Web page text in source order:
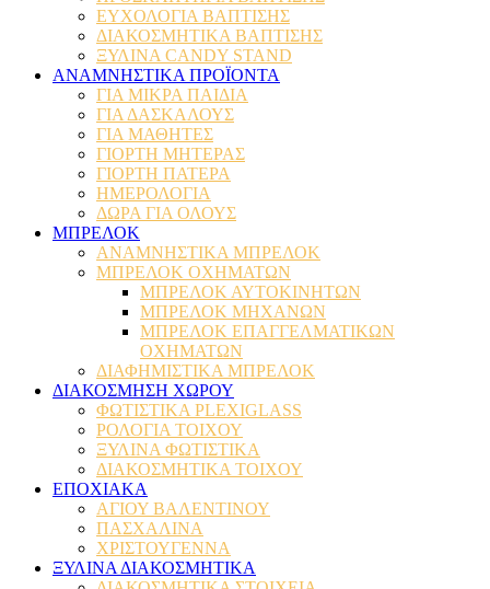
ΕΥΧΟΛΟΓΙΑ ΒΑΠΤΙΣΗΣ
ΔΙΑΚΟΣΜΗΤΙΚΑ ΒΑΠΤΙΣΗΣ
ΞΥΛΙΝΑ CANDY STAND
ΑΝΑΜΝΗΣΤΙΚΑ ΠΡΟΪΟΝΤΑ
ΓΙΑ ΜΙΚΡΑ ΠΑΙΔΙΑ
ΓΙΑ ΔΑΣΚΑΛΟΥΣ
ΓΙΑ ΜΑΘΗΤΕΣ
ΓΙΟΡΤΗ ΜΗΤΕΡΑΣ
ΓΙΟΡΤΗ ΠΑΤΕΡΑ
ΗΜΕΡΟΛΟΓΙΑ
ΔΩΡΑ ΓΙΑ ΟΛΟΥΣ
ΜΠΡΕΛΟΚ
ΑΝΑΜΝΗΣΤΙΚΑ ΜΠΡΕΛΟΚ
ΜΠΡΕΛΟΚ ΟΧΗΜΑΤΩΝ
ΜΠΡΕΛΟΚ ΑΥΤΟΚΙΝΗΤΩΝ
ΜΠΡΕΛΟΚ ΜΗΧΑΝΩΝ
ΜΠΡΕΛΟΚ ΕΠΑΓΓΕΛΜΑΤΙΚΩΝ
ΟΧΗΜΑΤΩΝ
ΔΙΑΦΗΜΙΣΤΙΚΑ ΜΠΡΕΛΟΚ
ΔΙΑΚΟΣΜΗΣΗ ΧΩΡΟΥ
ΦΩΤΙΣΤΙΚΑ PLEXIGLASS
ΡΟΛΟΓΙΑ ΤΟΙΧΟΥ
ΞΥΛΙΝΑ ΦΩΤΙΣΤΙΚΑ
ΔΙΑΚΟΣΜΗΤΙΚΑ ΤΟΙΧΟΥ
ΕΠΟΧΙΑΚΑ
ΑΓΙΟΥ ΒΑΛΕΝΤΙΝΟΥ
ΠΑΣΧΑΛΙΝΑ
ΧΡΙΣΤΟΥΓΕΝΝΑ
ΞΥΛΙΝΑ ΔΙΑΚΟΣΜΗΤΙΚΑ